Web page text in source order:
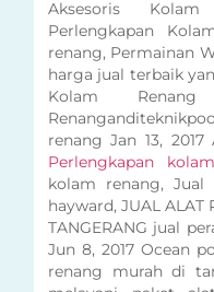
Aksesoris
Perlengkapan
renang, Permainan
harga jual terbaik
Kolam
renang Jan 13,
Perlengkapan
kolam renang, Jual
hayward, JUAL ALAT
TANGERANG jual
Jun 8, 2017 Ocean
renang murah di